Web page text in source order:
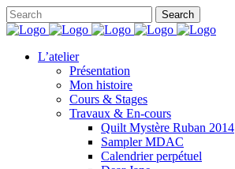
L’atelier
Présentation
Mon histoire
Cours & Stages
Travaux & En-cours
Quilt Mystère Ruban 2014
Sampler MDAC
Calendrier perpétuel